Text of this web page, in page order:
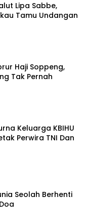
Lipa Sabbe,
Tamu Undangan
Haji Soppeng,
Tak Pernah
Keluarga KBIHU
Perwira TNI Dan
Seolah Berhenti